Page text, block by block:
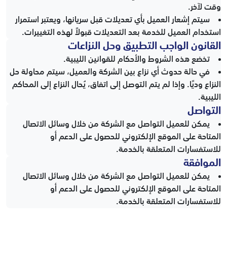
وقت لآخر.
سيتم إشعار العميل بأي تعديلات قبل سريانها، ويعتبر استمرار
استخدام العميل للخدمة بعد التعديلات قبولاً لهذه التغييرات.
القانون الواجب التطبيق وحل النزاعات
تخضع هذه الشروط والأحكام للقوانين الليبية.
في حالة حدوث أي نزاع بين الشركة والعميل، سيتم محاولة حل
النزاع وديًا. وإذا لم يتم التوصل إلى اتفاق، يُحال النزاع إلى المحاكم
الليبية.
التواصل
يمكن للعميل التواصل مع الشركة من خلال وسائل الاتصال
المتاحة على الموقع الإلكتروني للحصول على الدعم أو
للاستفسارات المتعلقة بالخدمة.
الموافقة
يمكن للعميل التواصل مع الشركة من خلال وسائل الاتصال
المتاحة على الموقع الإلكتروني للحصول على الدعم أو
للاستفسارات المتعلقة بالخدمة.